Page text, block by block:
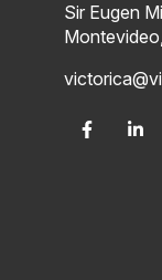
Sir Eugen